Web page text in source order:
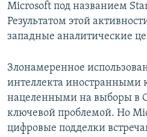
Microsoft под названием
Результатом этой
западные аналитические
Злонамеренное
интеллекта иностранными
нацеленными на выборы в
ключевой проблемой. Но
цифровые подделки